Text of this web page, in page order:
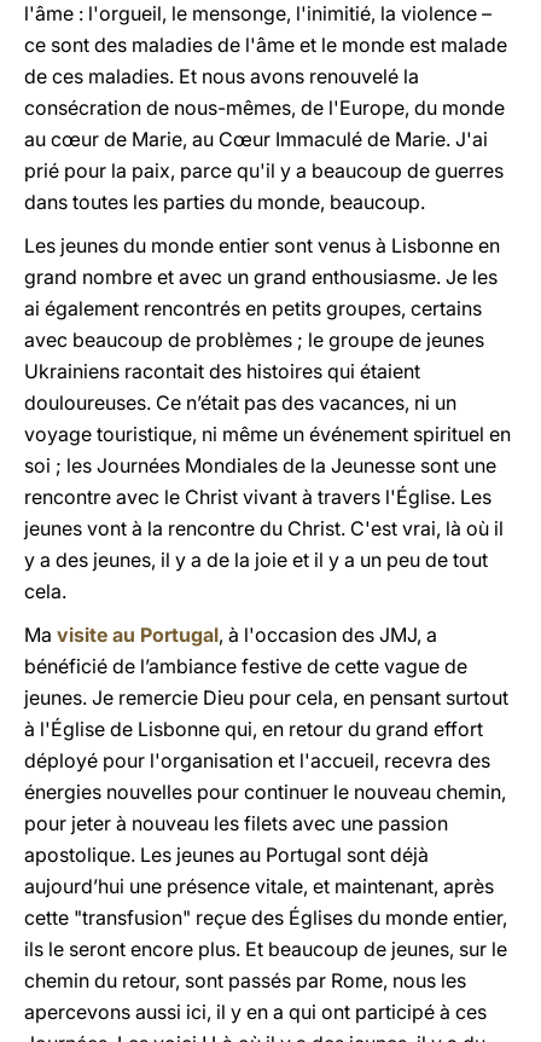
l'âme : l'orgueil, le mensonge, l'inimitié, la violence –
ce sont des maladies de l'âme et le monde est malade
de ces maladies. Et nous avons renouvelé la
consécration de nous-mêmes, de l'Europe, du monde
au cœur de Marie, au Cœur Immaculé de Marie. J'ai
prié pour la paix, parce qu'il y a beaucoup de guerres
dans toutes les parties du monde, beaucoup.
Les jeunes du monde entier sont venus à Lisbonne en
grand nombre et avec un grand enthousiasme. Je les
ai également rencontrés en petits groupes, certains
avec beaucoup de problèmes ; le groupe de jeunes
Ukrainiens racontait des histoires qui étaient
douloureuses. Ce n’était pas des vacances, ni un
voyage touristique, ni même un événement spirituel en
soi ; les Journées Mondiales de la Jeunesse sont une
rencontre avec le Christ vivant à travers l'Église. Les
jeunes vont à la rencontre du Christ. C'est vrai, là où il
y a des jeunes, il y a de la joie et il y a un peu de tout
cela.
Ma visite au Portugal, à l'occasion des JMJ, a
bénéficié de l’ambiance festive de cette vague de
jeunes. Je remercie Dieu pour cela, en pensant surtout
à l'Église de Lisbonne qui, en retour du grand effort
déployé pour l'organisation et l'accueil, recevra des
énergies nouvelles pour continuer le nouveau chemin,
pour jeter à nouveau les filets avec une passion
apostolique. Les jeunes au Portugal sont déjà
aujourd’hui une présence vitale, et maintenant, après
cette "transfusion" reçue des Églises du monde entier,
ils le seront encore plus. Et beaucoup de jeunes, sur le
chemin du retour, sont passés par Rome, nous les
apercevons aussi ici, il y en a qui ont participé à ces